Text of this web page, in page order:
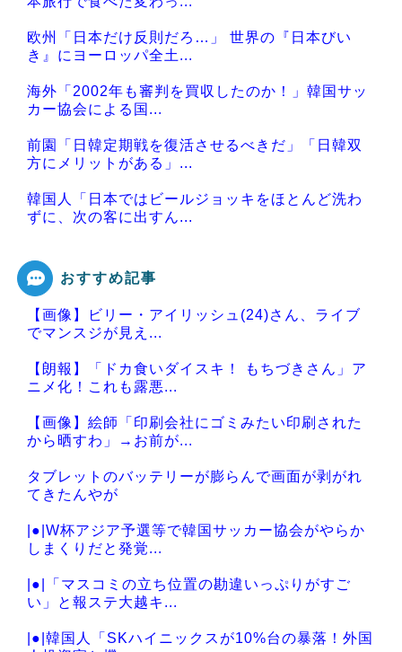
欧州「日本だけ反則だろ…」 世界の『日本びい
き』にヨーロッパ全土...
海外「2002年も審判を買収したのか！」韓国サッ
カー協会による国...
前園「日韓定期戦を復活させるべきだ」「日韓双
方にメリットがある」...
韓国人「日本ではビールジョッキをほとんど洗わ
ずに、次の客に出すん...
Powered by livedoor 相互RSS
おすすめ記事
【画像】ビリー・アイリッシュ(24)さん、ライブ
でマンスジが見え...
【朗報】「ドカ食いダイスキ！ もちづきさん」ア
ニメ化！これも露悪...
【画像】絵師「印刷会社にゴミみたい印刷された
から晒すわ」→お前が...
タブレットのバッテリーが膨らんで画面が剥がれ
てきたんやが
|●|W杯アジア予選等で韓国サッカー協会がやらか
しまくりだと発覚...
|●|「マスコミの立ち位置の勘違いっぷりがすご
い」と報ステ大越キ...
|●|韓国人「SKハイニックスが10%台の暴落！外国